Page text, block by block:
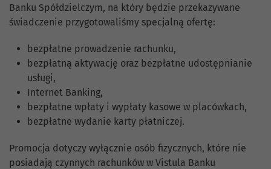
Banku Spółdzielczym, na który będzie przekazywane
świadczenie przygotowaliśmy specjalną ofertę:
bezpłatne prowadzenie rachunku,
bezpłatną aktywację oraz bezpłatne udostępnianie
usługi,
Internet Banking,
bezpłatne wpłaty i wypłaty kasowe w placówkach,
bezpłatne wydanie karty płatniczej.
Promocja dotyczy wyłącznie osób fizycznych, które nie
posiadają czynnych rachunków w Vistula Banku